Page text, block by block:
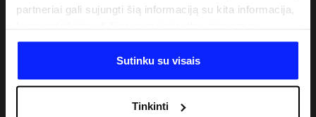
partneriai gali sujungti šią informaciją su kita informacija,
duomenimis, kuriuos jie gauna, kai naudojatės jų
paslaugomis. Gavus Jūsų leidimą, mes galime perduoti
Jūsų asmeninę informaciją savo partneriams, siekdami
analitinius tyrimus, pritaikyti turinį ir tobulinti mūsų
Sutinku su visais
Tinkinti